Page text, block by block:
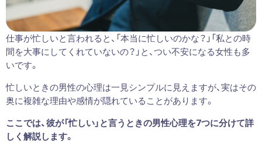
仕事が忙しいと言われると、「本当に忙しいのかな？」「私との時
間を大事にしてくれていないの？」と、つい不安になる女性も多
いです。
忙しいときの男性の心理は一見シンプルに見えますが、実はその
奥に複雑な理由や感情が隠れていることがあります。
ここでは、彼が「忙しい」と言うときの男性心理を7つに分けて詳
しく解説します。